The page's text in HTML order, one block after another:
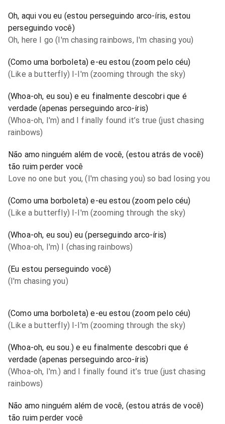
Oh, aqui vou eu (estou perseguindo arco-íris, estou
perseguindo você)
Oh, here I go (I'm chasing rainbows, I'm chasing you)
(Como uma borboleta) e-eu estou (zoom pelo céu)
(Like a butterfly) I-I'm (zooming through the sky)
(Whoa-oh, eu sou) e eu finalmente descobri que é
verdade (apenas perseguindo arco-íris)
(Whoa-oh, I'm) and I finally found it’s true (just chasing
rainbows)
Não amo ninguém além de você, (estou atrás de você)
tão ruim perder você
Love no one but you, (I'm chasing you) so bad losing you
(Como uma borboleta) e-eu estou (zoom pelo céu)
(Like a butterfly) I-I'm (zooming through the sky)
(Whoa-oh, eu sou) eu (perseguindo arco-íris)
(Whoa-oh, I'm) I (chasing rainbows)
(Eu estou perseguindo você)
(I'm chasing you)
(Como uma borboleta) e-eu estou (zoom pelo céu)
(Like a butterfly) I-I'm (zooming through the sky)
(Whoa-oh, eu sou.) e eu finalmente descobri que é
verdade (apenas perseguindo arco-íris)
(Whoa-oh, I'm.) and I finally found it’s true (just chasing
rainbows)
Não amo ninguém além de você, (estou atrás de você)
tão ruim perder você